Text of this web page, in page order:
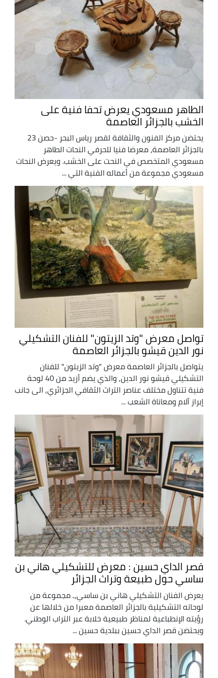
الطاهر مسعودي يعرض تحفا فنية على
الخشب بالجزائر العاصمة
يحتضن مركز الفنون والثقافة لقصر رياس البحر -حصن 23
بالجزائر العاصمة، معرضا فنيا للحرفي النحات الطاهر
مسعودي المتخصص في النحت على الخشب. ويعرض النحات
مسعودي مجموعة من أعماله الفنية التي ...
تواصل معرض "وتد الزيتون" للفنان التشكيلي
نور الدين قيشو بالجزائر العاصمة
يتواصل بالجزائر العاصمة معرض "وتد الزيتون" للفنان
التشكيلي قيشو نور الدين, والذي يضم أزيد من 40 لوحة
فنية تتناول مختلف عناصر التراث الثقافي الجزائري, الى جانب
إبراز آلام ومعاناة الشعب ...
قصر الداي حسين : معرض للتشكيلي هاني بن
ساسي حول طبيعة وتراث الجزائر
يعرض الفنان التشكيلي هاني بن ساسي،ـ مجموعة من
لوحاته التشكيلية بالجزائر العاصمة معبرا من خلالها عن
رؤيته الإنطباعية لمناظر طبيعية خلابة عبر التراب الوطني.
ويحتضن قصر الداي حسين ببلدية حسين ...